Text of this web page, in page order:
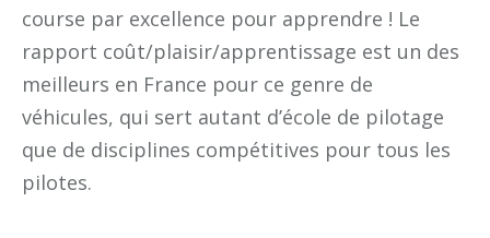
course par excellence pour apprendre ! Le
rapport coût/plaisir/apprentissage est un des
meilleurs en France pour ce genre de
véhicules, qui sert autant d’école de pilotage
que de disciplines compétitives pour tous les
pilotes.